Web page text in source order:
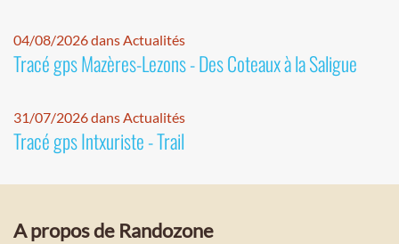
04/08/2026 dans Actualités
Tracé gps Mazères-Lezons - Des Coteaux à la Saligue
31/07/2026 dans Actualités
Tracé gps Intxuriste - Trail
A propos de Randozone